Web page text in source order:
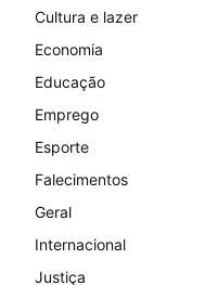
Cultura e lazer
Economia
Educação
Emprego
Esporte
Falecimentos
Geral
Internacional
Justiça